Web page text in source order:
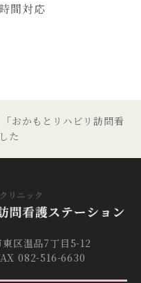
間対応
「おかもとリハビリ訪問看
た
区温品7丁目5-12
082-516-6630